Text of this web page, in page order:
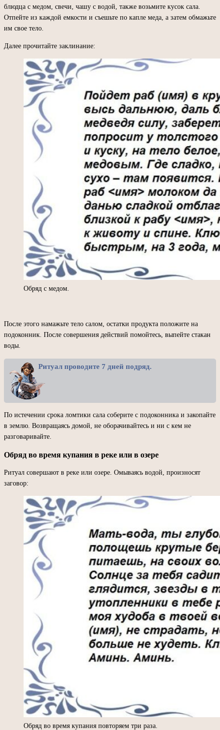
блюдца с медом, свечи, чашу с водой, также возьмите кусок сала.
Отпейте из каждой емкости и съешьте по капле меда, а затем обмажьте
им свое тело.
Далее прочитайте заклинание:
Обряд с медом.
После этого намажьте тело салом, остатки продукта положите на
подоконник. После совершения действий помойтесь, выпейте стакан
воды.
Ритуал проводите 7 дней подряд.
По истечении срока ломтики сала соберите с подоконника и закопайте
в землю. Возвращаясь домой, не оборачивайтесь и ни с кем не
разговаривайте.
Обряд во время купания в реке или в озере
Ритуал совершают в реке или озере. Омываясь водой, произносят
заговор:
Обряд во время купания повторяем три раза.